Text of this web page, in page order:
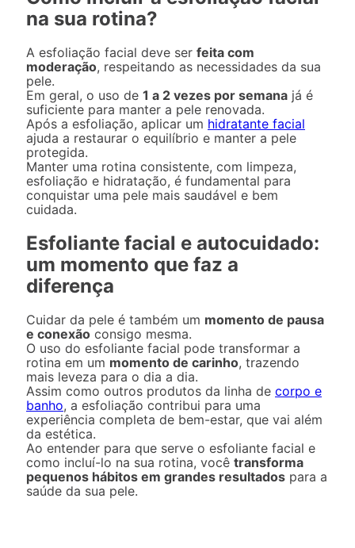
na sua rotina?
A esfoliação facial deve ser feita com
moderação, respeitando as necessidades da sua
pele.
Em geral, o uso de 1 a 2 vezes por semana já é
suficiente para manter a pele renovada.
Após a esfoliação, aplicar um hidratante facial
ajuda a restaurar o equilíbrio e manter a pele
protegida.
Manter uma rotina consistente, com limpeza,
esfoliação e hidratação, é fundamental para
conquistar uma pele mais saudável e bem
cuidada.
Esfoliante facial e autocuidado:
um momento que faz a
diferença
Cuidar da pele é também um momento de pausa
e conexão consigo mesma.
O uso do esfoliante facial pode transformar a
rotina em um momento de carinho, trazendo
mais leveza para o dia a dia.
Assim como outros produtos da linha de corpo e
banho, a esfoliação contribui para uma
experiência completa de bem-estar, que vai além
da estética.
Ao entender para que serve o esfoliante facial e
como incluí-lo na sua rotina, você transforma
pequenos hábitos em grandes resultados para a
saúde da sua pele.